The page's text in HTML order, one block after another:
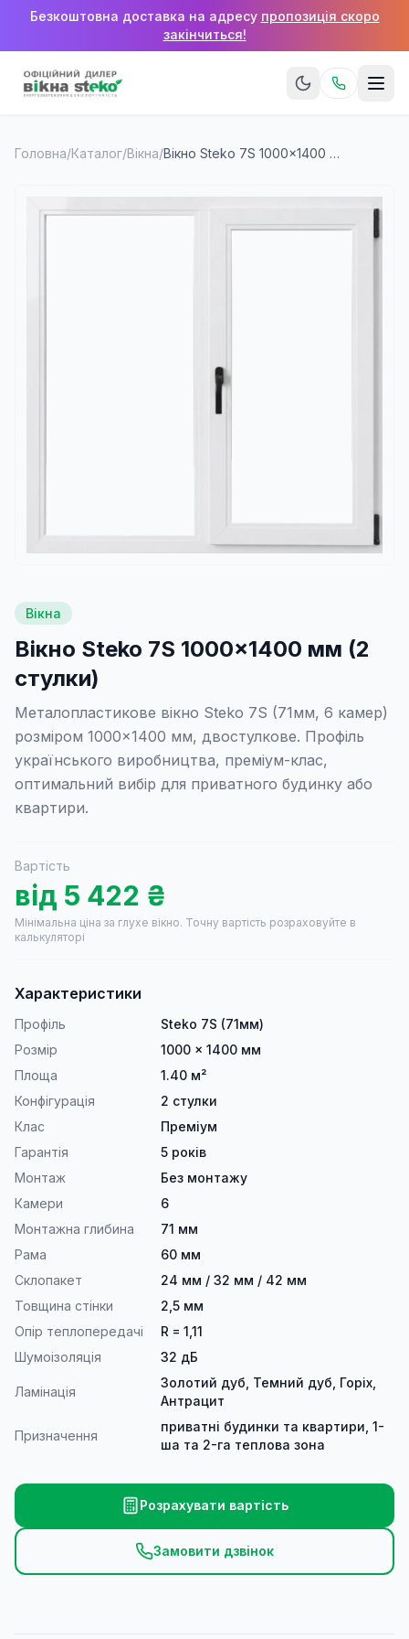
Безкоштовна доставка на адресу пропозиція скоро
закінчиться!
Головна/Каталог/Вікна/ Вікно Steko 7S 1000×1400 мм (2 стулки)
Вікна
Вікно Steko 7S 1000×1400 мм (2
стулки)
Металопластикове вікно Steko 7S (71мм, 6 камер)
розміром 1000×1400 мм, двостулкове. Профіль
українського виробництва, преміум-клас,
оптимальний вибір для приватного будинку або
квартири.
Вартість
від 5 422 ₴
Мінімальна ціна за глухе вікно. Точну вартість розраховуйте в
калькуляторі
Характеристики
Профіль
Steko 7S (71мм)
Розмір
1000 × 1400 мм
Площа
1.40 м²
Конфігурація
2 стулки
Клас
Преміум
Гарантія
5 років
Монтаж
Без монтажу
Камери
6
Монтажна глибина
71 мм
Рама
60 мм
Склопакет
24 мм / 32 мм / 42 мм
Товщина стінки
2,5 мм
Опір теплопередачі
R = 1,11
Шумоізоляція
32 дБ
Ламінація
Золотий дуб, Темний дуб, Горіх,
Антрацит
Призначення
приватні будинки та квартири, 1-
ша та 2-га теплова зона
Розрахувати вартість
Замовити дзвінок